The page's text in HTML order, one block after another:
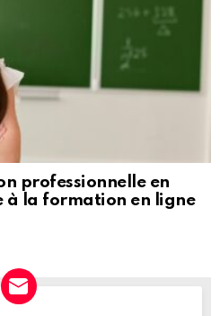
professionnelle en
à la formation en ligne